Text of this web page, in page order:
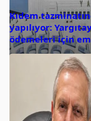
Kıdem
yapılıyor:
ödemeleri için